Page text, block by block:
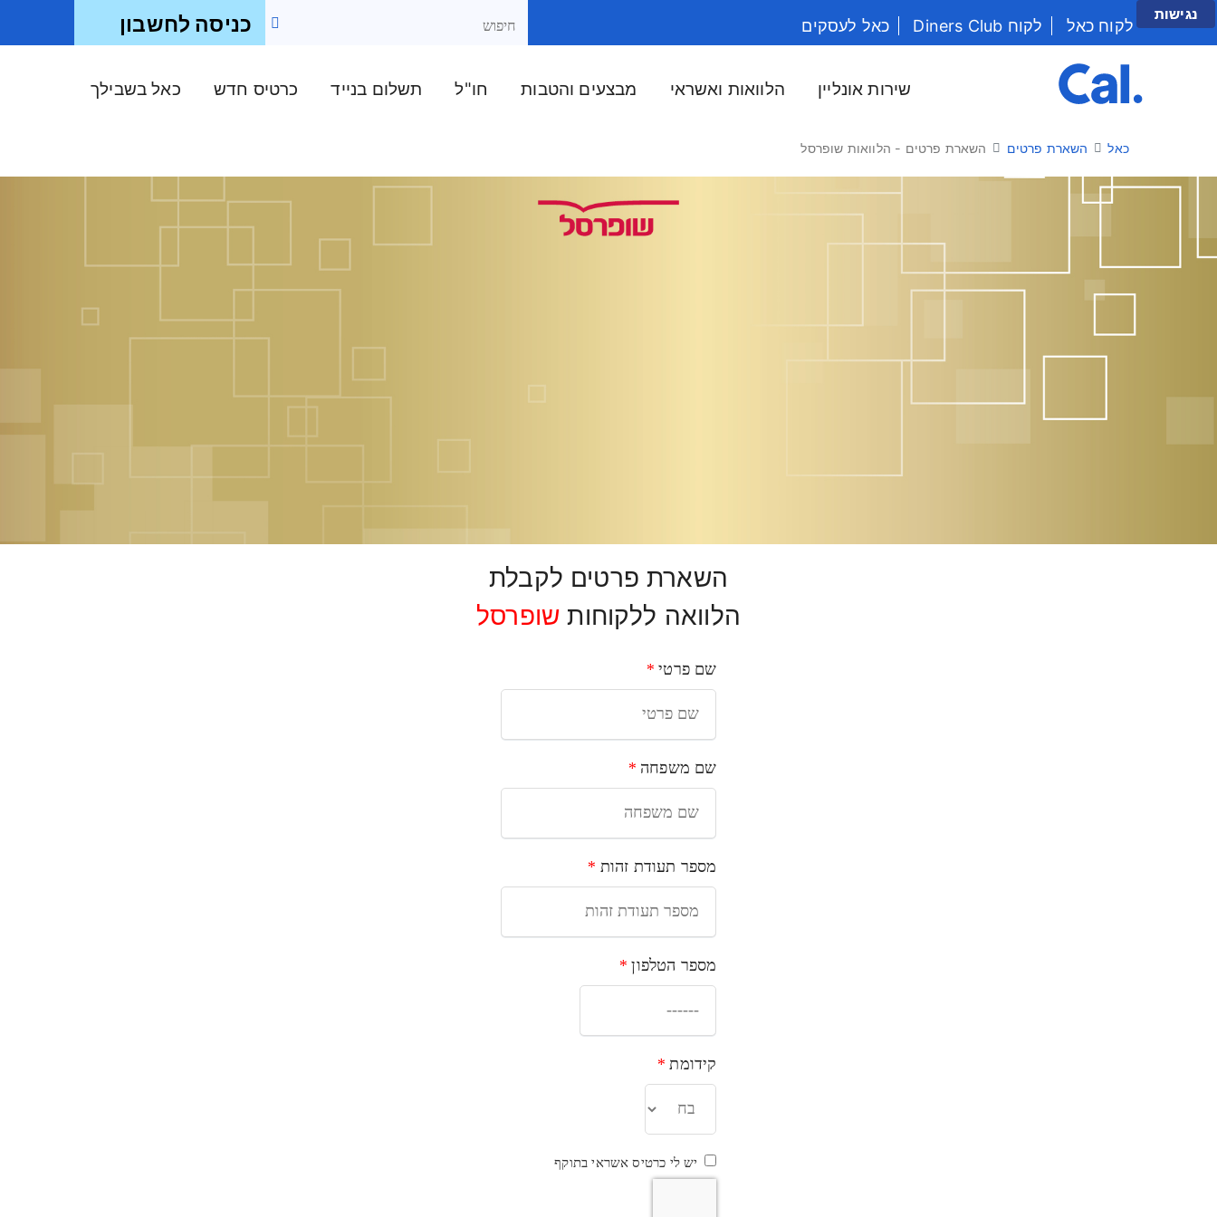
לקוח כאל לקוח Diners Club
כאל לעסקים
שירות אונליין הלוואות ואשראי מבצעים והטבות חו"ל תשלום בנייד כרטיס חדש כאל בשבילך
כניסה לחשבון
כאל השארת פרטים השארת פרטים - הלוואות שופרסל
השארת פרטים לקבלת
הלוואה ללקוחות שופרסל
שם פרטי*
שם משפחה*
מספר תעודת זהות *
מספר הטלפון *
קידומת *
יש לי כרטיס אשראי בתוקף
נגישות